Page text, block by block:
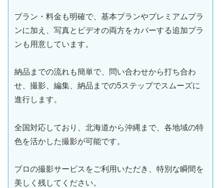
プラン・料金も明確で、基本プランやプレミアムプラ
ンに加え、写真とビデオの両方をカバーする追加プラ
ンも用意しています。
納品までの流れも簡単で、問い合わせから打ち合わ
せ、撮影、編集、納品までの5ステップでスムーズに
進行します。
全国対応しており、北海道から沖縄まで、各地域の特
色を活かした撮影が可能です。
プロの撮影サービスをご利用いただき、特別な瞬間を
美しく残してください。